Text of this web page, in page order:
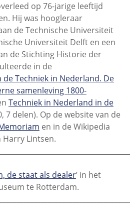
op 76-jarige leeftijd
Hij was hoogleraar
de Technische Universiteit
Universiteit Delft en een
de Stichting Historie der
in de
de Techniek in Nederland. De
samenleving 1800-
Techniek in Nederland in de
7 delen). Op de website van de
en in de Wikipedia
Lintsen.
de staat als dealer’ in het
te Rotterdam.